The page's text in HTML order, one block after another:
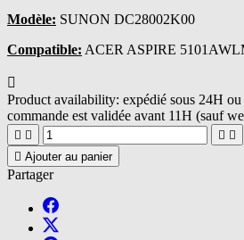
Modèle: SUNON DC28002K00
Compatible: ACER ASPIRE

Product availability: expédié sous 24H
commande est validée avant 11H (sauf
   
 Ajouter au panier
Partager